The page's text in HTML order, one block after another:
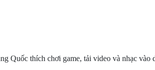
Quốc thích chơi game, tải video và nhạc vào